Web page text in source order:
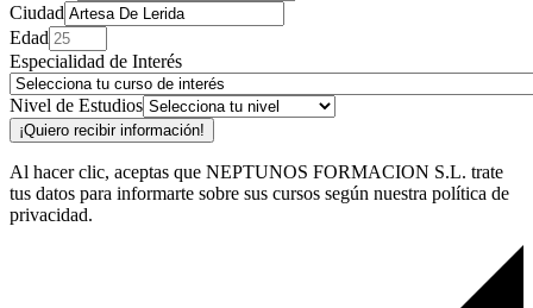
Ciudad
Edad
Especialidad de Interés
Nivel de Estudios
¡Quiero recibir información!
Al hacer clic, aceptas que NEPTUNOS FORMACION S.L. trate
tus datos para informarte sobre sus cursos según nuestra política de
privacidad.